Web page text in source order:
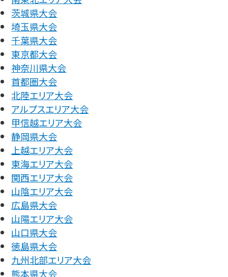
茨城県大会
埼玉県大会
千葉県大会
東京都大会
神奈川県大会
首都圏大会
北陸エリア大会
アルプスエリア大会
甲信越エリア大会
静岡県大会
上越エリア大会
東海エリア大会
関西エリア大会
山陰エリア大会
広島県大会
山陽エリア大会
山口県大会
徳島県大会
九州北部エリア大会
熊本県大会